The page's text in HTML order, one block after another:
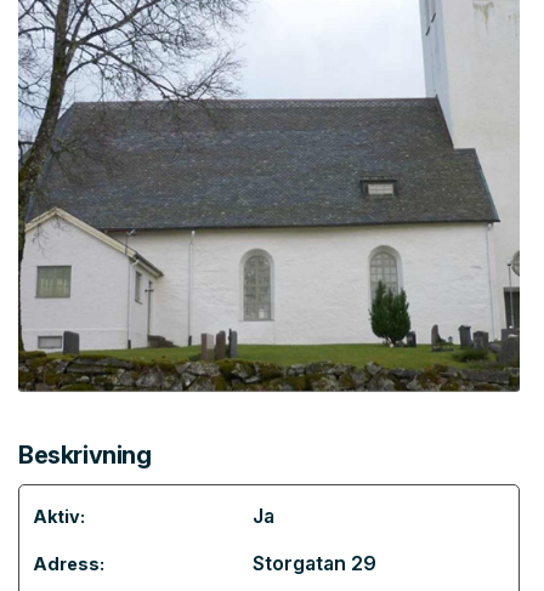
Beskrivning
Aktiv: Ja
Adress: Storgatan 29